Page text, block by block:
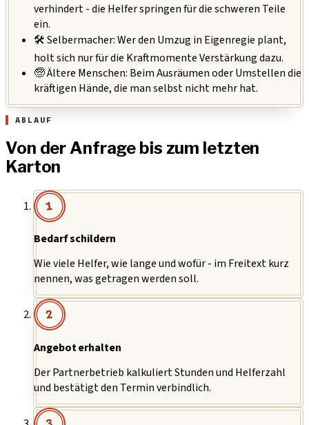
verhindert - die Helfer springen für die schweren Teile
ein.
🛠️ Selbermacher:Wer den Umzug in Eigenregie plant,
holt sich nur für die Kraftmomente Verstärkung dazu.
🧓 Ältere Menschen: Beim Ausräumen oder Umstellen die
kräftigen Hände, die man selbst nicht mehr hat.
ABLAUF
Von der Anfrage bis zum letzten
Karton
1
Bedarf schildern
Wie viele Helfer, wie lange und wofür - im Freitext kurz
nennen, was getragen werden soll.
2
Angebot erhalten
Der Partnerbetrieb kalkuliert Stunden und Helferzahl
und bestätigt den Termin verbindlich.